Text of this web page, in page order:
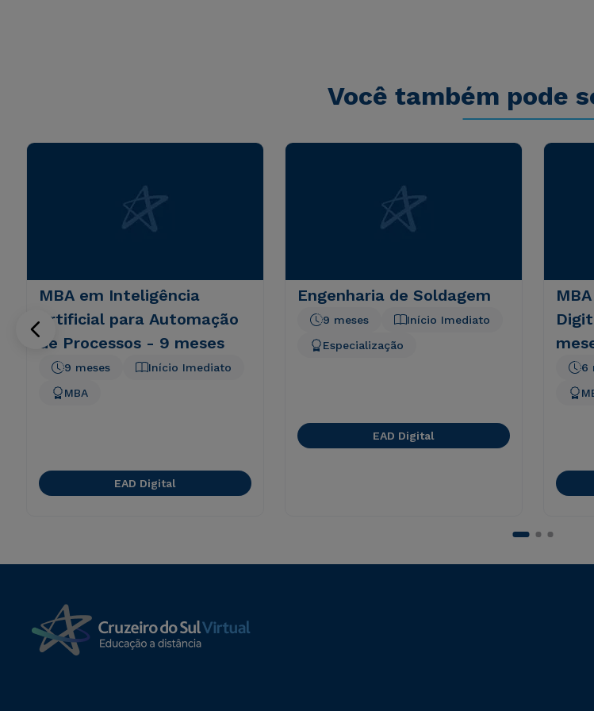
Você também pode
MBA em Inteligência
Artificial para Automação
de Processos - 9 meses
Início Imediato
9 meses
MBA
EAD Digital
Engenharia de Soldagem
Início Imediato
9 meses
Especialização
EAD Digital
6